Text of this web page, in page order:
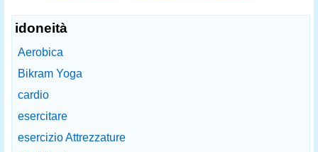
idoneità
Aerobica
Bikram Yoga
cardio
esercitare
esercizio Attrezzature